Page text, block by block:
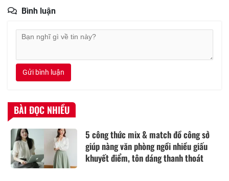
Bình luận
Gửi bình luận
BÀI ĐỌC NHIỀU
5 công thức mix & match đồ công sở
giúp nàng văn phòng ngồi nhiều giấu
khuyết điểm, tôn dáng thanh thoát